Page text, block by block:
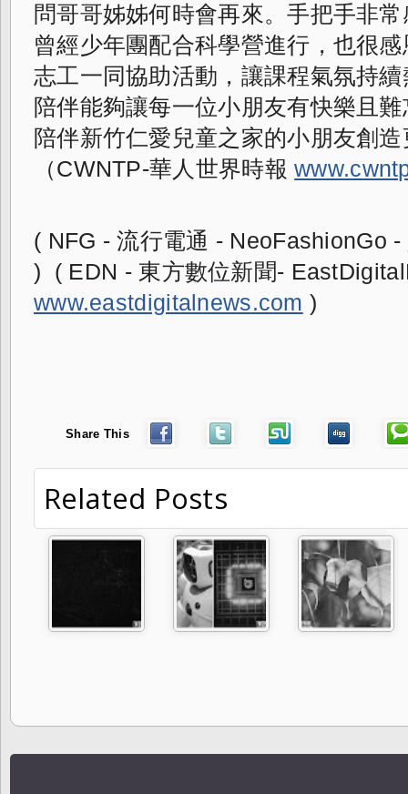
問哥哥姊姊何時會再來。手把手非
曾經少年團配合科學營進行，也很
志工一同協助活動，讓課程氣氛持
陪伴能夠讓每一位小朋友有快樂且
陪伴新竹仁愛兒童之家的小朋友創
（CWNTP-華人世界時報
( NFG - 流行電通 - NeoFashionGo -
www.eastdigitalnews.com )
Share This
Related Posts